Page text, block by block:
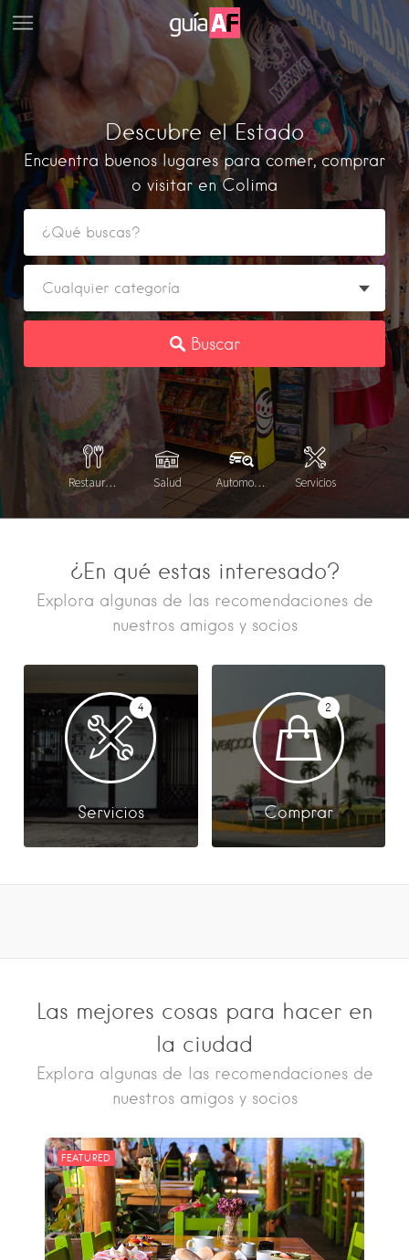
Descubre el Estado
Encuentra buenos lugares para comer, comprar
o visitar en Colima
Buscar
Restaurantes Salud Automotríz Servicios
¿En qué estas interesado?
Explora algunas de las recomendaciones de
nuestros amigos y socios
4
Servicios
2
Comprar
Las mejores cosas para hacer en
la ciudad
Explora algunas de las recomendaciones de
nuestros amigos y socios
FEATURED